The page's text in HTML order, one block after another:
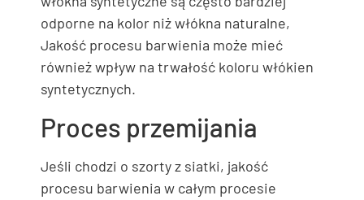
odporne na kolor niż włókna naturalne,
Jakość procesu barwienia może mieć
również wpływ na trwałość koloru włókien
syntetycznych.
Proces przemijania
Jeśli chodzi o szorty z siatki, jakość
procesu barwienia w całym procesie